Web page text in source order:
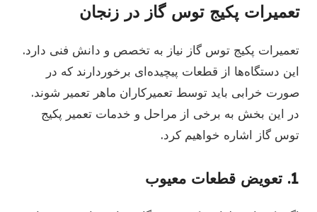
تعمیرات پکیج توس گاز در زنجان
تعمیرات پکیج توس گاز نیاز به تخصص و دانش فنی دارد.
این دستگاه‌ها از قطعات پیچیده‌ای برخوردارند که در
صورت خرابی باید توسط تعمیرکاران ماهر تعمیر شوند.
در این بخش به برخی از مراحل و خدمات تعمیر پکیج
توس گاز اشاره خواهیم کرد.
1. تعویض قطعات معیوب